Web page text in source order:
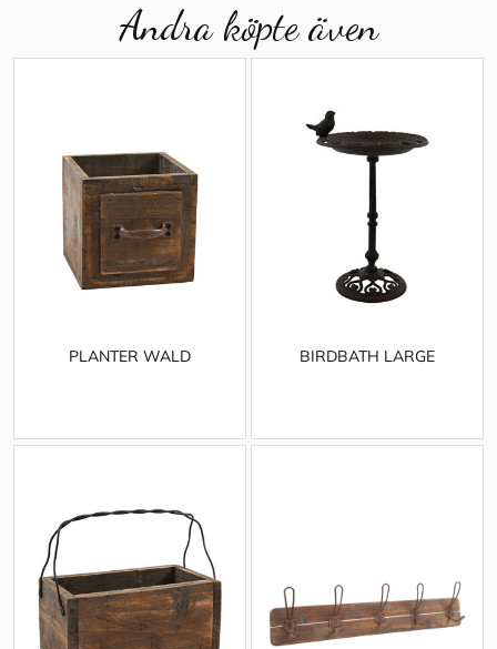
Andra köpte även
PLANTER WALD BIRDBATH LARGE